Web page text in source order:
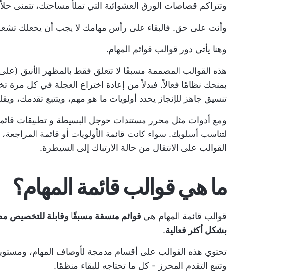
وتتراكم قصاصات الورق العشوائية التي تملأ مساحتك، تتمنى
وأنت على حق. فالبقاء على رأس مهامك لا يجب أن يجعلك
وهنا يأتي دور قوالب قوائم المهام.
هذه القوالب المصممة مسبقًا لا تتعلق فقط بالمظهر الأنيق
بمنحك نظامًا فعالاً. فبدلاً من إعادة اختراع العجلة في كل
تنسيق جاهز للإنجاز يحدد أولويات ما هو مهم، ويتتبع تقدمك،
ومع أدوات مثل محرر مستندات جوجل البسيطة و تطبيقات
لتناسب أسلوبك. سواء كانت قائمة الأولويات أو قائمة
القوالب على الانتقال من حالة الارتباك إلى السيطرة.
ما هي قوالب قائمة المهام؟
قوالب قائمة المهام هي قوائم منسقة مسبقًا وقابلة للتخصيص
بشكل أكثر فعالية.
تحتوي هذه القوالب على أقسام مدمجة لأوصاف المهام،
وتتبع التقدم المحرز - كل ما تحتاجه للبقاء منظمًا.